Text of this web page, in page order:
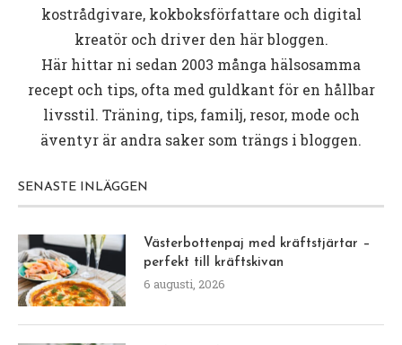
kostrådgivare, kokboksförfattare och digital
kreatör och driver den här bloggen.
Här hittar ni sedan 2003 många hälsosamma
recept och tips, ofta med guldkant för en hållbar
livsstil. Träning, tips, familj, resor, mode och
äventyr är andra saker som trängs i bloggen.
SENASTE INLÄGGEN
Västerbottenpaj med kräftstjärtar –
perfekt till kräftskivan
6 augusti, 2026